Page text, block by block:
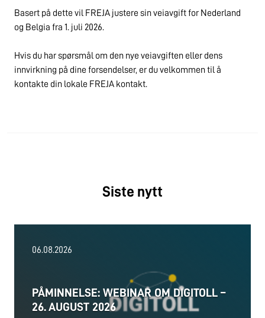
Basert på dette vil FREJA justere sin veiavgift for Nederland
og Belgia fra 1. juli 2026.
Hvis du har spørsmål om den nye veiavgiften eller dens
innvirkning på dine forsendelser, er du velkommen til å
kontakte din lokale FREJA kontakt.
Siste nytt
06.08.2026
PÅMINNELSE: WEBINAR OM DIGITOLL –
26. AUGUST 2026